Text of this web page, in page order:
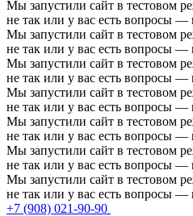
Мы запустили сайт в тестовом
не так или у вас есть вопросы
Мы запустили сайт в тестовом
не так или у вас есть вопросы
Мы запустили сайт в тестовом
не так или у вас есть вопросы
Мы запустили сайт в тестовом
не так или у вас есть вопросы
Мы запустили сайт в тестовом
не так или у вас есть вопросы
Мы запустили сайт в тестовом
не так или у вас есть вопросы
Мы запустили сайт в тестовом
не так или у вас есть вопросы
+7 (908) 021-90-90